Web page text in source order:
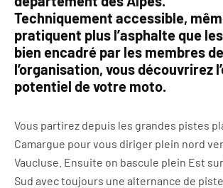
Techniquement accessible,
pratiquent plus l’asphalte que
bien encadré par les membres de
l’organisation, vous découvrirez
potentiel de votre moto.
Vous partirez depuis les grandes pistes
Camargue pour vous diriger plein nord
Vaucluse. Ensuite on bascule plein Est
Sud avec toujours une alternance de